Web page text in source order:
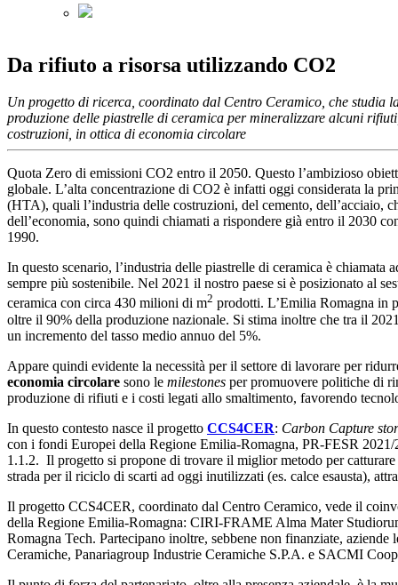
Da rifiuto a risorsa utilizzando CO2
Un progetto di ricerca, coordinato dal Centro Ceramico, che studia
produzione delle piastrelle di ceramica per mineralizzare alcuni
costruzioni, in ottica di economia circolare
Quota Zero di emissioni CO2 entro il 2050. Questo l’ambizioso
globale. L’alta concentrazione di CO2 è infatti oggi considerata la
(HTA), quali l’industria delle costruzioni, del cemento, dell’acciaio,
dell’economia, sono quindi chiamati a rispondere già entro il 2030
1990.
In questo scenario, l’industria delle piastrelle di ceramica è
sempre più sostenibile. Nel 2021 il nostro paese si è posizionato al
ceramica con circa 430 milioni di m2 prodotti. L’Emilia Romagna in
oltre il 90% della produzione nazionale. Si stima inoltre che tra il
un incremento del tasso medio annuo del 5%.
Appare quindi evidente la necessità per il settore di lavorare per
economia circolare sono le milestones per promuovere politiche di
produzione di rifiuti e i costi legati allo smaltimento, favorendo
In questo contesto nasce il progetto CCS4CER: Carbon Capture
con i fondi Europei della Regione Emilia-Romagna, PR-FESR
1.1.2. Il progetto si propone di trovare il miglior metodo per
strada per il riciclo di scarti ad oggi inutilizzati (es. calce esausta),
Il progetto CCS4CER, coordinato dal Centro Ceramico, vede il
della Regione Emilia-Romagna: CIRI-FRAME Alma Mater
Romagna Tech. Partecipano inoltre, sebbene non finanziate,
Ceramiche, Panariagroup Industrie Ceramiche S.P.A. e SACMI